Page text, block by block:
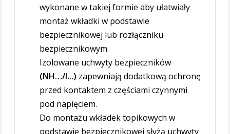
wykonane w takiej formie aby ułatwiały
montaż wkładki w podstawie
bezpiecznikowej lub rozłączniku
bezpiecznikowym.
Izolowane uchwyty bezpieczników
(NH…/I...) zapewniają dodatkową ochronę
przed kontaktem z częściami czynnymi
pod napięciem.
Do montażu wkładek topikowych w
podstawie bezpiecznikowej słyżą uchwyty